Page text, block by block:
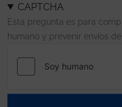
CAPTCHA
Esta pregunta es para
humano y prevenir envíos